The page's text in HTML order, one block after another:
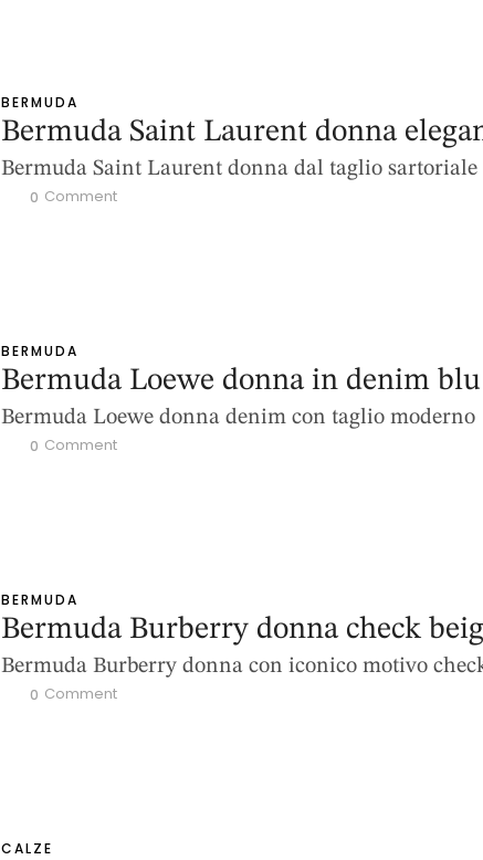
BERMUDA
Bermuda Saint Laurent donna
Bermuda Saint Laurent donna dal taglio sartoriale
0 Comment
BERMUDA
Bermuda Loewe donna in denim blu
Bermuda Loewe donna denim con taglio moderno
0 Comment
BERMUDA
Bermuda Burberry donna check
Bermuda Burberry donna con iconico motivo
0 Comment
CALZE